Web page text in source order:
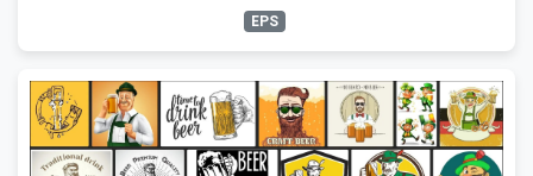
EPS